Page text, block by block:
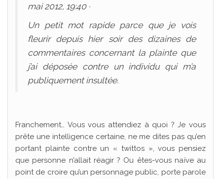
mai 2012, 19:40 ·
Un petit mot rapide parce que je vois
fleurir depuis hier soir des dizaines de
commentaires concernant la plainte que
j’ai déposée contre un individu qui m’a
publiquement insultée.
Franchement… Vous vous attendiez à quoi ? Je vous
prête une intelligence certaine, ne me dites pas qu’en
portant plainte contre un « twittos », vous pensiez
que personne n’allait réagir ? Ou êtes-vous naïve au
point de croire qu’un personnage public, porte parole